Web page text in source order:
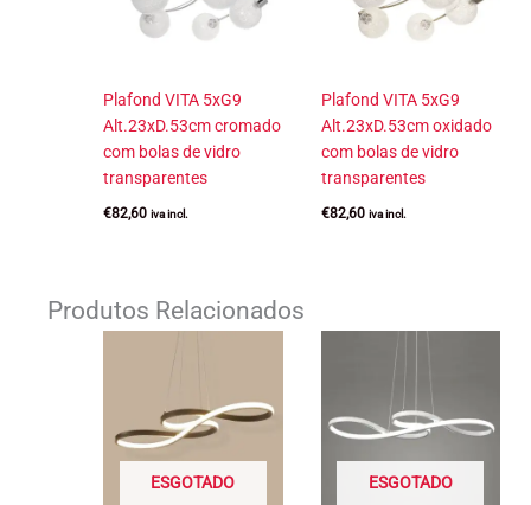
Plafond VITA 5xG9
Alt.23xD.53cm cromado
com bolas de vidro
transparentes
€82,60 iva incl.
Plafond VITA 5xG9
Alt.23xD.53cm oxidado
com bolas de vidro
transparentes
€82,60 iva incl.
Produtos Relacionados
ESGOTADO ESGOTADO